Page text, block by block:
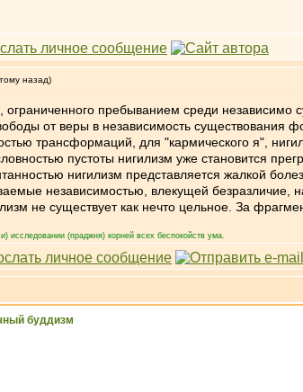
назад)
ограниченного пребыванием среди
от веры в независимость существования
трансформаций, для "кармического я",
пустоты нигилизм уже становится
нигилизм представляется жалкой
независимостью, влекущей
не существует как нечто цельное. За
исследовании (праджня) корней всех беспокойств ума.
буддизм